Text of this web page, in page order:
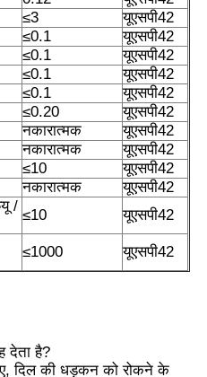
≤3
यूएसपी42
≤0.1
यूएसपी42
≤0.1
यूएसपी42
≤0.1
यूएसपी42
≤0.1
यूएसपी42
≤0.20
यूएसपी42
नकारात्मक
यूएसपी42
नकारात्मक
यूएसपी42
≤10
यूएसपी42
नकारात्मक
यूएसपी42
/
≤10
यूएसपी42
≤1000 यूएसपी42
देता है?
दिल की धड़कन को रोकने के